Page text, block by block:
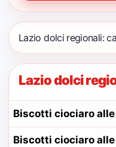
Lazio dolci regionali:
Lazio dolci
Biscotti ciociaro